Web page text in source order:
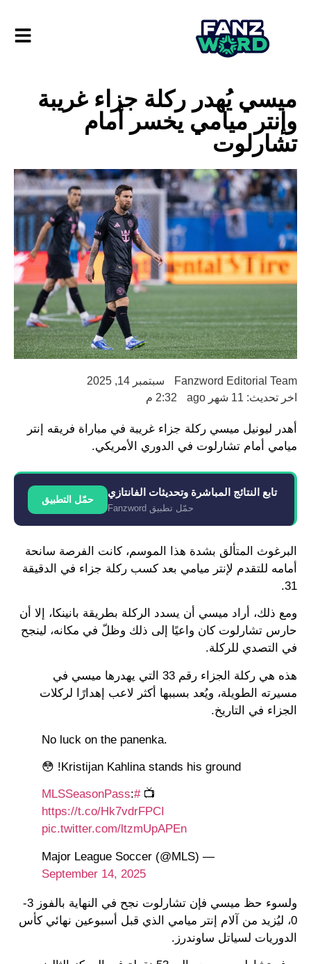
ميسي يُهدر ركلة جزاء غريبة
وإنتر ميامي يخسر أمام
تشارلوت
Fanzword Editorial Team
سبتمبر 14, 2025
اخر تحديث: 11 شهر ago
2:32 م
أهدر ليونيل ميسي ركلة جزاء غريبة في مباراة فريقه إنتر
ميامي أمام تشارلوت في الدوري الأمريكي.
تابع النتائج المباشرة وتحديثات الفانتازي
حمّل تطبيق Fanzword
حمّل التطبيق
البرغوث المتألق بشدة هذا الموسم، كانت الفرصة سانحة
أمامه للتقدم لإنتر ميامي بعد كسب ركلة جزاء في الدقيقة
31.
ومع ذلك، أراد ميسي أن يسدد الركلة بطريقة بانينكا، إلا أن
حارس تشارلوت كان واعيًا إلى ذلك وظلّ في مكانه، لينجح
في التصدي للركلة.
هذه هي ركلة الجزاء رقم 33 التي يهدرها ميسي في
مسيرته الطويلة، ويُعد بسببها أكثر لاعب إهدارًا لركلات
الجزاء في التاريخ.
No luck on the panenka.
Kristijan Kahlina stands his ground! 😳
📺
#MLSSeasonPass
:
https://t.co/Hk7vdrFPCI
pic.twitter.com/ltzmUpAPEn
— Major League Soccer (@MLS)
September 14, 2025
ولسوء حظ ميسي فإن تشارلوت نجح في النهاية بالفوز 3-
0، ليُزيد من آلام إنتر ميامي الذي قبل أسبوعين نهائي كأس
الدوريات لسياتل ساوندرز.